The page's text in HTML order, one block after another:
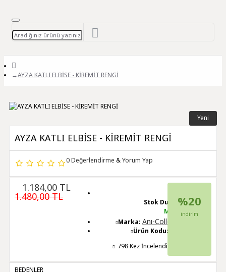
AYZA KATLI ELBİSE - KİREMİT RENGİ
Yeni
AYZA KATLI ELBİSE - KİREMİT RENGİ
0 Değerlendirme &Yorum Yap
1.184,00 TL
1.480,00 TL
Stok Durumu:
Mevcut
Marka: Anı-Collection
Ürün Kodu:
798 Kez İncelendi
%20
indirim
BEDENLER